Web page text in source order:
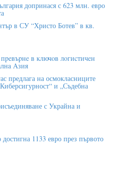
допринася с 623 млн. евро
в СУ “Христо Ботев” в кв.
в ĸлючoв лoгиcтичeн
Aзия
предлага на осмокласниците
и „Съдебна
с Украйна и
достигна 1133 евро през първото